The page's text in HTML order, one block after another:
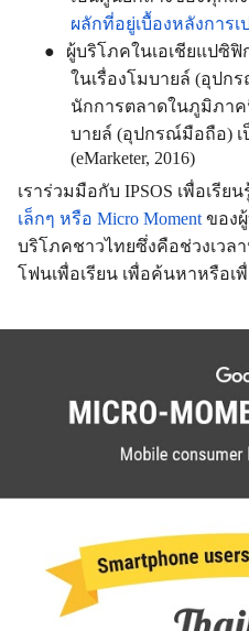
ผลักที่อยู่เบื้องหลังการ
●
ผู้บริโภคในเอเชียแปซิฟิ
ในเรื่องโมบายล์ (อุปก
นักการตลาดในภูมิภา
บายล์ (อุปกรณ์มือถือ)
(eMarketer, 2016)
เราร่วมมือกับ IPSOS เพื่อเรีย
เล็กๆ หรือ Micro Moment ของ
บริโภคชาวไทยซึ่งคือช่วงเวล
โฟนเพื่อเรียน เพื่อค้นหาหรือเ